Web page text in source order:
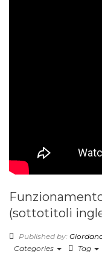
(sottotitoli
Published by:
Categories
Tag